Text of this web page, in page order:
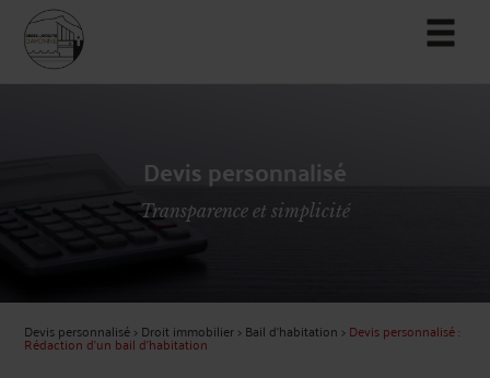
Devis personnalisé
Transparence et simplicité
Devis personnalisé>Droit immobilier>Bail d'habitation >Devis personnalisé :
Rédaction d'un bail d'habitation